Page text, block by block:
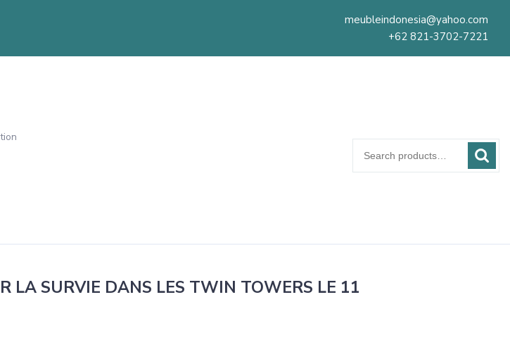
meubleindonesia@yahoo.com
+62 821-3702-7221
for:
LA SURVIE DANS LES TWIN TOWERS LE 11